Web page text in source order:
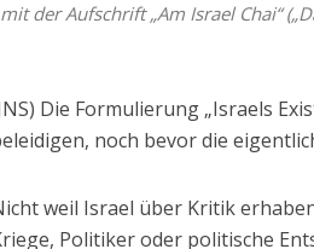
der Aufschrift „Am Israel Chai“
Die Formulierung „Israels
noch bevor die
weil Israel über Kritik
Politiker oder politische